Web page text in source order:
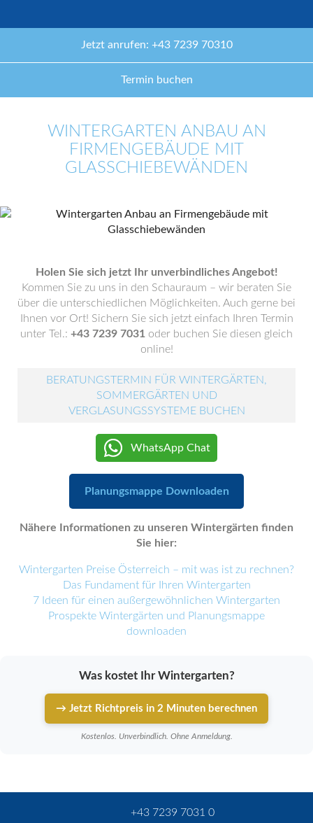
Jetzt anrufen: +43 7239 70310
Termin buchen
WINTERGARTEN ANBAU AN
FIRMENGEBÄUDE MIT
GLASSCHIEBEWÄNDEN
Holen Sie sich jetzt Ihr unverbindliches Angebot!
Kommen Sie zu uns in den Schauraum – wir beraten Sie
über die unterschiedlichen Möglichkeiten. Auch gerne bei
Ihnen vor Ort! Sichern Sie sich jetzt einfach Ihren Termin
unter Tel.: +43 7239 7031 oder buchen Sie diesen gleich
online!
BERATUNGSTERMIN FÜR WINTERGÄRTEN,
SOMMERGÄRTEN UND
VERGLASUNGSSYSTEME BUCHEN
WhatsApp Chat
Planungsmappe Downloaden
Nähere Informationen zu unseren Wintergärten finden
Sie hier:
Wintergarten Preise Österreich – mit was ist zu rechnen?
Das Fundament für Ihren Wintergarten
7 Ideen für einen außergewöhnlichen Wintergarten
Prospekte Wintergärten und Planungsmappe
downloaden
Was kostet Ihr Wintergarten?
→ Jetzt Richtpreis in 2 Minuten berechnen
Kostenlos. Unverbindlich. Ohne Anmeldung.
+43 7239 7031 0